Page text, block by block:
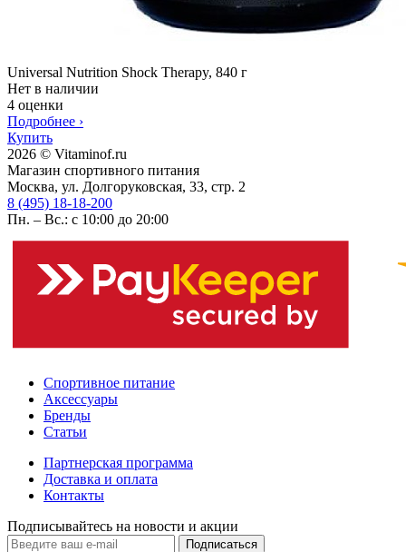
Universal Nutrition Shock Therapy, 840 г
Нет в наличии
4 оценки
Подробнее ›
Купить
2026 © Vitaminof.ru
Магазин спортивного питания
Москва, ул. Долгоруковская, 33, стр. 2
8 (495) 18-18-200
Пн. – Вс.: с 10:00 до 20:00
Спортивное питание
Аксессуары
Бренды
Статьи
Партнерская программа
Доставка и оплата
Контакты
Подписывайтесь на новости и акции
Подписаться